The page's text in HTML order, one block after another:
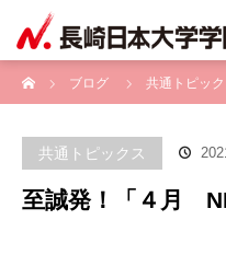
ブログ
共通トピッ
共通トピックス
至誠発！「４月